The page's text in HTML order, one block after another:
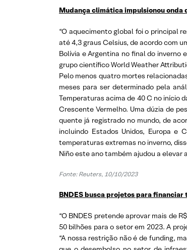
Mudança climática impulsionou onda
“O aquecimento global foi o principal
até 4,3 graus Celsius, de acordo com
Bolívia e Argentina no final do inverno
grupo científico World Weather
Pelo menos quatro mortes
meses para ser determinado pela
Temperaturas acima de 40 C no início
Crescente Vermelho. Uma dúzia de
quente já registrado no mundo, de
incluindo Estados Unidos, Europa e
temperaturas extremas no inverno,
Niño este ano também ajudou a elevar
Fonte: Reuters, 10/10/2023
BNDES busca projetos para
“O BNDES pretende aprovar mais de
50 bilhões para o setor em 2023. A
“A nossa restrição não é de funding,